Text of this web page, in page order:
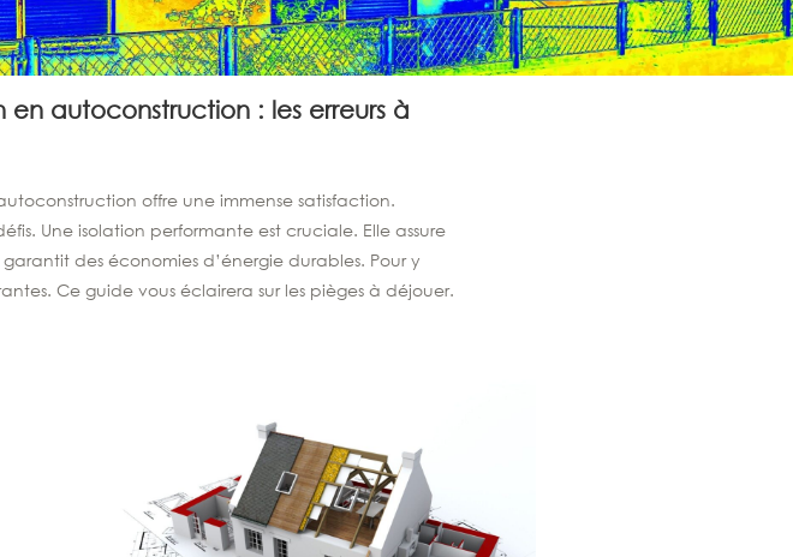
en autoconstruction : les erreurs à
offre une immense satisfaction.
Une isolation performante est cruciale. Elle assure
des économies d’énergie durables. Pour y
Ce guide vous éclairera sur les pièges à déjouer.